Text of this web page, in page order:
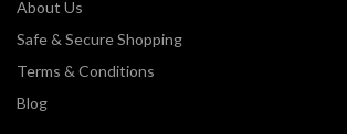
About Us
Safe & Secure Shopping
Terms & Conditions
Blog